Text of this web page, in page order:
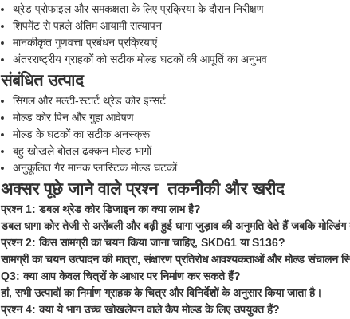
थ्रेड प्रोफाइल और समकक्षता के लिए प्रक्रिया के दौरान निरीक्षण
शिपमेंट से पहले अंतिम आयामी सत्यापन
मानकीकृत गुणवत्ता प्रबंधन प्रक्रियाएं
अंतरराष्ट्रीय ग्राहकों को सटीक मोल्ड घटकों की आपूर्ति का अनुभव
संबंधित उत्पाद
सिंगल और मल्टी-स्टार्ट थ्रेड कोर इन्सर्ट
मोल्ड कोर पिन और गुहा आवेषण
मोल्ड के घटकों का सटीक अनस्क्रू
बहु खोखले बोतल ढक्कन मोल्ड भागों
अनुकूलित गैर मानक प्लास्टिक मोल्ड घटकों
अक्सर पूछे जाने वाले प्रश्न ️ तकनीकी और खरीद
प्रश्न 1: डबल थ्रेड कोर डिजाइन का क्या लाभ है?
डबल धागा कोर तेजी से असेंबली और बढ़ी हुई धागा जुड़ाव की अनुमति देते हैं जबकि मोल्डिंग
प्रश्न 2: किस सामग्री का चयन किया जाना चाहिए, SKD61 या S136?
सामग्री का चयन उत्पादन की मात्रा, संक्षारण प्रतिरोध आवश्यकताओं और मोल्ड संचालन
Q3: क्या आप केवल चित्रों के आधार पर निर्माण कर सकते हैं?
हां, सभी उत्पादों का निर्माण ग्राहक के चित्र और विनिर्देशों के अनुसार किया जाता है।
प्रश्न 4: क्या ये भाग उच्च खोखलेपन वाले कैप मोल्ड के लिए उपयुक्त हैं?